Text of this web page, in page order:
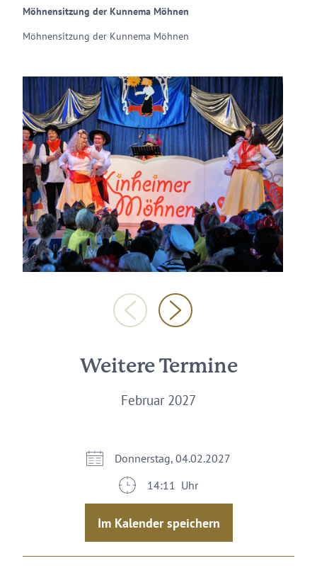
Möhnensitzung der Kunnema Möhnen
Möhnensitzung der Kunnema Möhnen
Weitere Termine
Februar 2027
Donnerstag, 04.02.2027
14:11 Uhr
Im Kalender speichern